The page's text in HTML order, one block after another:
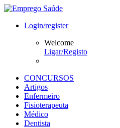
Login/register
Welcome
Ligar/Registo
CONCURSOS
Artigos
Enfermeiro
Fisioterapeuta
Médico
Dentista